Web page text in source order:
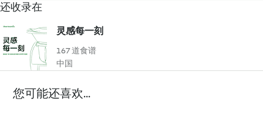
还收录在
灵感每一刻
167 道食谱
中国
您可能还喜欢...